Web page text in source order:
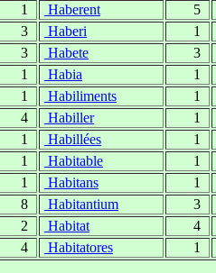
1 Haberent
5
3 Haberi
1
3 Habete
3
1 Habia
1
1 Habiliments
1
4 Habiller
1
1 Habillées
1
1 Habitable
1
1 Habitans
1
8 Habitantium
3
2 Habitat
4
4 Habitatores 1